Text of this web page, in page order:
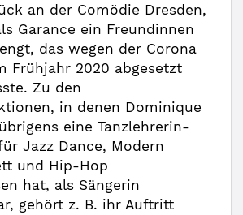
an der Comödie Dresden,
Garance ein Freundinnen
das wegen der Corona
Frühjahr 2020 abgesetzt
Zu den
in denen Dominique
eine Tanzlehrerin-
Jazz Dance, Modern
und Hip-Hop
hat, als Sängerin
gehört z. B. ihr Auftritt